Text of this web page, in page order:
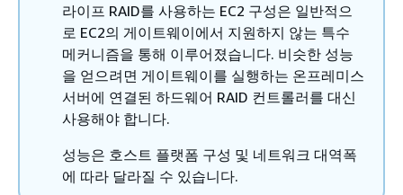
라이프 RAID를 사용하는 EC2 구성은 일반적으
로 EC2의 게이트웨이에서 지원하지 않는 특수
메커니즘을 통해 이루어졌습니다. 비슷한 성능
을 얻으려면 게이트웨이를 실행하는 온프레미스
서버에 연결된 하드웨어 RAID 컨트롤러를 대신
사용해야 합니다.
성능은 호스트 플랫폼 구성 및 네트워크 대역폭
에 따라 달라질 수 있습니다.